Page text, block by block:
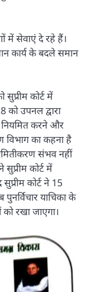
में सेवाएं दे रहे हैं।
कार्य के बदले समान
कोर्ट में
को उपनल द्वारा
नियमित करने और
का कहना है
संभव नहीं
कोर्ट में
कोर्ट ने 15
याचिका के
रखा जाएगा।